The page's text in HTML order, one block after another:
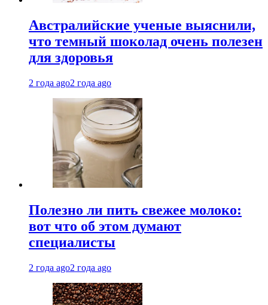
Австралийские ученые выяснили,
что темный шоколад очень полезен
для здоровья
2 года ago2 года ago
Полезно ли пить свежее молоко:
вот что об этом думают
специалисты
2 года ago2 года ago